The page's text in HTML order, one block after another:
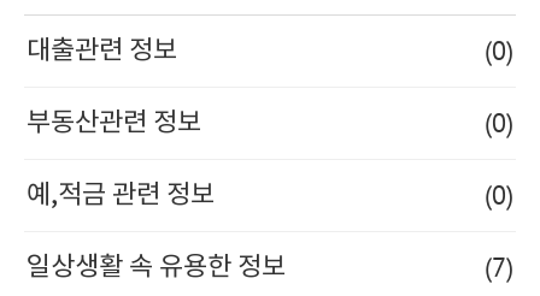
대출관련 정보 (0)
부동산관련 정보 (0)
예,적금 관련 정보 (0)
일상생활 속 유용한 정보 (7)